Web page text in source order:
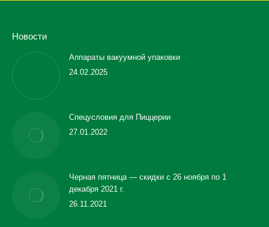
Новости
Аппараты вакуумной упаковки
24.02.2025
Спецусловия для Пиццерии
27.01.2022
Черная пятница — скидки с 26 ноября по 1
декабря 2021 г.
26.11.2021